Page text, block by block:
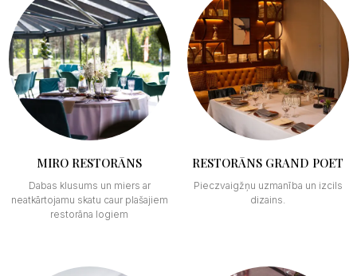
MIRO RESTORĀNS
Dabas klusums un miers ar
neatkārtojamu skatu caur plašajiem
restorāna logiem
RESTORĀNS GRAND POET
Pieczvaigžņu uzmanība un izcils
dizains.